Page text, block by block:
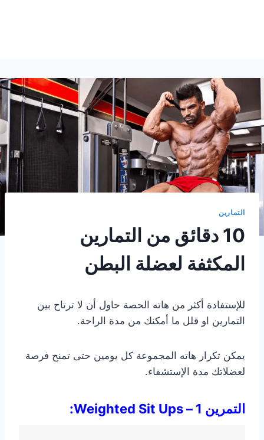
التمارين
10 دقائق من التمارين
المكثفة لعضلة البطن
للإستفادة أكثر من هاته الحصة حاول أن لا ترتاح بين
التمارين او قلل ما أمكنك من مدة الراحة.
يمكن تكرار هاته المجموعة كل يومين حتى تمنح فرصة
لعضلاتك مدة الإستشفاء.
التمرين 1 – Weighted Sit Ups: